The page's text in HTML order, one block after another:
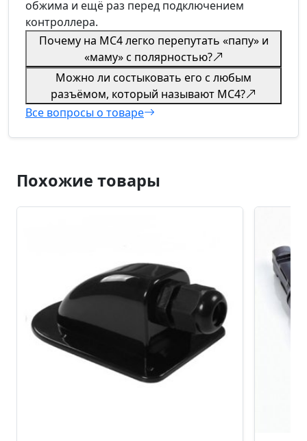
обжима и ещё раз перед подключением
контроллера.
Почему на MC4 легко перепутать «папу» и
«маму» с полярностью?
Можно ли состыковать его с любым
разъёмом, который называют MC4?
Все вопросы о товаре
Похожие товары